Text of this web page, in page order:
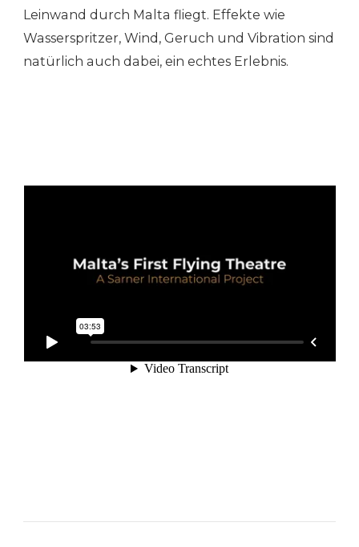
Leinwand durch Malta fliegt. Effekte wie
Wasserspritzer, Wind, Geruch und Vibration sind
natürlich auch dabei, ein echtes Erlebnis.